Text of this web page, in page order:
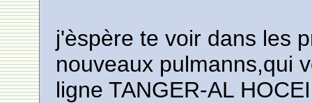
j'èspère te voir dans les
nouveaux pulmanns,qui
ligne TANGER-AL